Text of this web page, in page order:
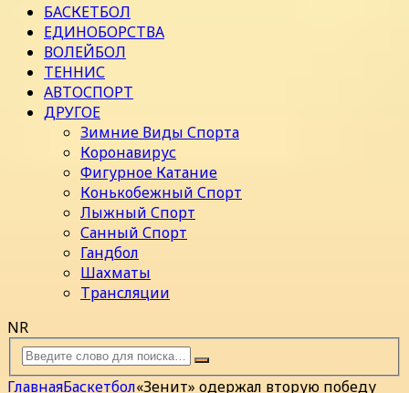
БАСКЕТБОЛ
ЕДИНОБОРСТВА
ВОЛЕЙБОЛ
ТЕННИС
АВТОСПОРТ
ДРУГОЕ
Зимние Виды Спорта
Коронавирус
Фигурное Катание
Конькобежный Спорт
Лыжный Спорт
Санный Спорт
Гандбол
Шахматы
Трансляции
NR
ГлавнаяБаскетбол«Зенит» одержал вторую победу